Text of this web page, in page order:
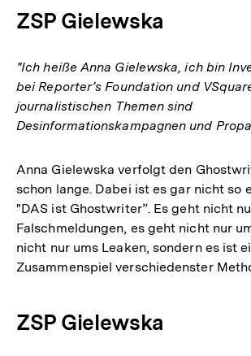
ZSP Gielewska
"Ich heiße Anna Gielewska, ich bin
bei Reporter’s Foundation und
journalistischen Themen sind
Desinformationskampagnen und
Anna Gielewska verfolgt den
schon lange. Dabei ist es gar nicht so
"DAS ist Ghostwriter”. Es geht nicht
Falschmeldungen, es geht nicht nur
nicht nur ums Leaken, sondern es ist
Zusammenspiel verschiedenster
ZSP Gielewska